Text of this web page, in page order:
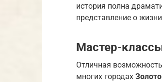
история полна
представление о жизни
Мастер-
Отличная
многих городах